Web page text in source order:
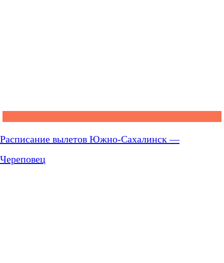
Расписание вылетов Южно-Сахалинск —
Череповец